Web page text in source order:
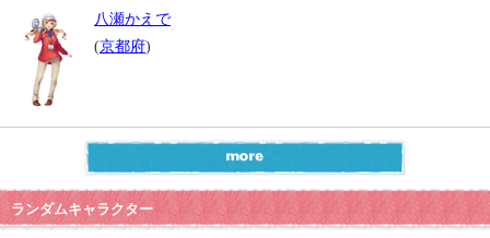
八瀬かえで
(京都府)
ランダムキャラクター